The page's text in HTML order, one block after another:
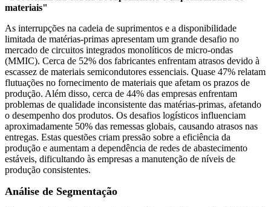
materiais"
As interrupções na cadeia de suprimentos e a disponibilidade
limitada de matérias-primas apresentam um grande desafio no
mercado de circuitos integrados monolíticos de micro-ondas
(MMIC). Cerca de 52% dos fabricantes enfrentam atrasos devido à
escassez de materiais semicondutores essenciais. Quase 47% relatam
flutuações no fornecimento de materiais que afetam os prazos de
produção. Além disso, cerca de 44% das empresas enfrentam
problemas de qualidade inconsistente das matérias-primas, afetando
o desempenho dos produtos. Os desafios logísticos influenciam
aproximadamente 50% das remessas globais, causando atrasos nas
entregas. Estas questões criam pressão sobre a eficiência da
produção e aumentam a dependência de redes de abastecimento
estáveis, dificultando às empresas a manutenção de níveis de
produção consistentes.
Análise de Segmentação